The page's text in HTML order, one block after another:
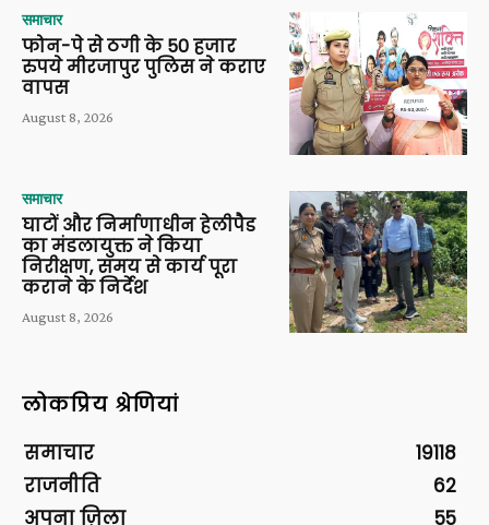
समाचार
फोन-पे से ठगी के 50 हजार
रुपये मीरजापुर पुलिस ने कराए
वापस
August 8, 2026
समाचार
घाटों और निर्माणाधीन हेलीपैड
का मंडलायुक्त ने किया
निरीक्षण, समय से कार्य पूरा
कराने के निर्देश
August 8, 2026
लोकप्रिय श्रेणियां
समाचार
19118
राजनीति
62
अपना ज़िला
55